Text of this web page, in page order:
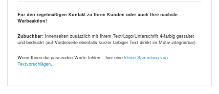
Für den regelmäßigen Kontakt zu Ihren Kunden oder auch Ihre nächste
Werbeaktion!
Zubuchbar: Innenseiten zusätzlich mit Ihrem Text/Logo/Unterschrift 4-farbig gestaltet
und bedruckt (auf Vorderseite ebenfalls kurzer farbiger Text direkt im Motiv integrierbar).
Wenn Ihnen die passenden Worte fehlen – hier eine kleine Sammlung von
Textvorschlägen